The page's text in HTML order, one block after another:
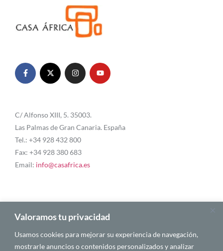
Valoramos tu privacidad
Usamos cookies para mejorar su experiencia de navegación,
mostrarle anuncios o contenidos personalizados y analizar
C/ Alfonso XIII, 5. 35003.
Las Palmas de Gran Canaria. España
Tel.: +34 928 432 800
Fax: +34 928 380 683
Email: info@casafrica.es
Blog
About Us